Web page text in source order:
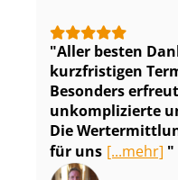
Aller besten
kurzfristigen
Besonders
unkomplizierte
Die
für uns [...mehr]